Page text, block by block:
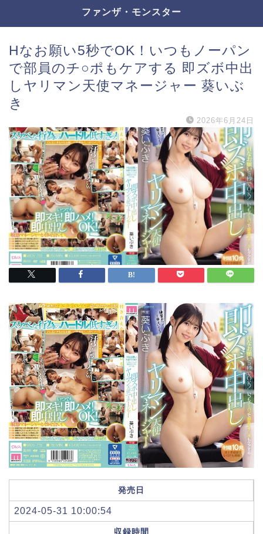
ファンザ・モンスター
Hなお願い5秒でOK！いつもノーパン
で部員のチ○ポもケアする 即ズボ中出
しヤリマン天使マネージャー 葵いぶ
き
2026年6月24日
発売日
2024-05-31 10:00:54
収録時間